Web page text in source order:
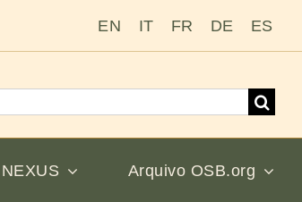
EN IT FR DE ES
NEXUS Arquivo OSB.org